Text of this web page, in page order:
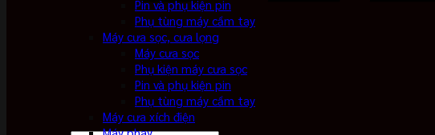
Pin và phụ kiện pin
Phụ tùng máy cầm tay
Máy cưa sọc, cưa lọng
Máy cưa sọc
Phụ kiện máy cưa sọc
Pin và phụ kiện pin
Phụ tùng máy cầm tay
Máy cưa xích điện